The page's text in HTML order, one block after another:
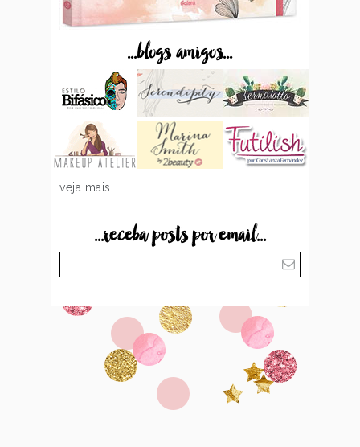
...blogs amigos...
veja mais...
...receba posts por email...